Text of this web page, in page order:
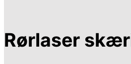
Rørlaser